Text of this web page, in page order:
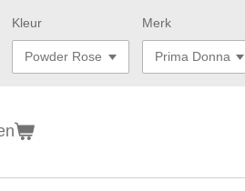
Kleur Merk